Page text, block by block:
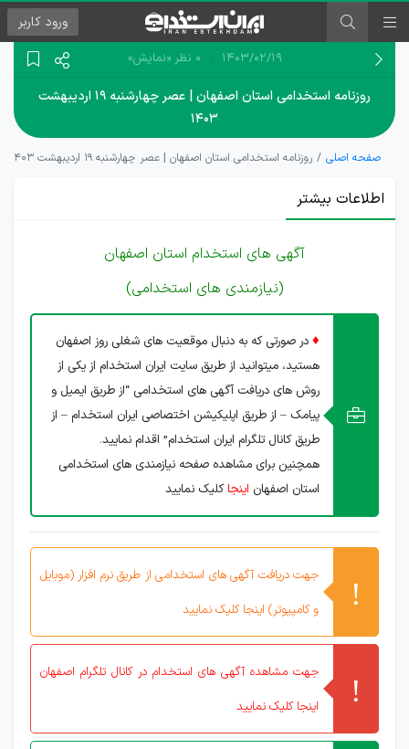
ورود کاربر
۱۴۰۳/۰۲/۱۹ 0 نظر «نمایش»
روزنامه استخدامی استان اصفهان | عصر چهارشنبه ۱۹ اردیبهشت
۱۴۰۳
صفحه اصلی روزنامه استخدامی استان اصفهان | عصر چهارشنبه ۱۹ اردیبهشت ۱۴۰۳
اطلاعات بیشتر
آگهی های استخدام استان اصفهان
(نیازمندی های استخدامی)
♦ در صورتی که به دنبال موقعیت های شغلی روز اصفهان
هستید، میتوانید از طریق سایت ایران استخدام از یکی از
روش های دریافت آگهی های استخدامی “از طریق ایمیل و
پیامک – از طریق اپلیکیشن اختصاصی ایران استخدام – از
طریق کانال تلگرام ایران استخدام” اقدام نمایید.
همچنین برای مشاهده صفحه نیازمندی های استخدامی
استان اصفهان اینجاکلیک نمایید
جهت دریافت آگهی های استخدامی از طریق نرم افزار (موبایل
و کامپیوتر) اینجا کلیک نمایید
جهت مشاهده آگهی های استخدام در کانال تلگرام اصفهان
اینجا کلیک نمایید